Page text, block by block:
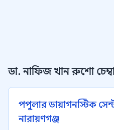
ডা. নাফিজ খান রুশো
পপুলার ডায়াগনস্টিক
নারায়ণগঞ্জ